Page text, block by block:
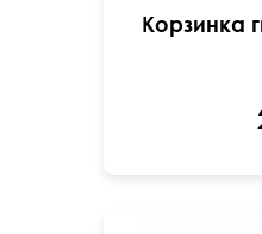
Корзинка